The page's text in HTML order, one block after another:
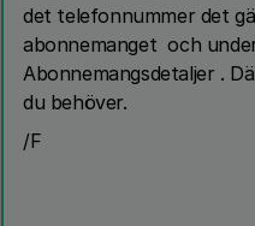
det telefonnummer det
abonnemanget och
Abonnemangsdetaljer .
du behöver.
/F